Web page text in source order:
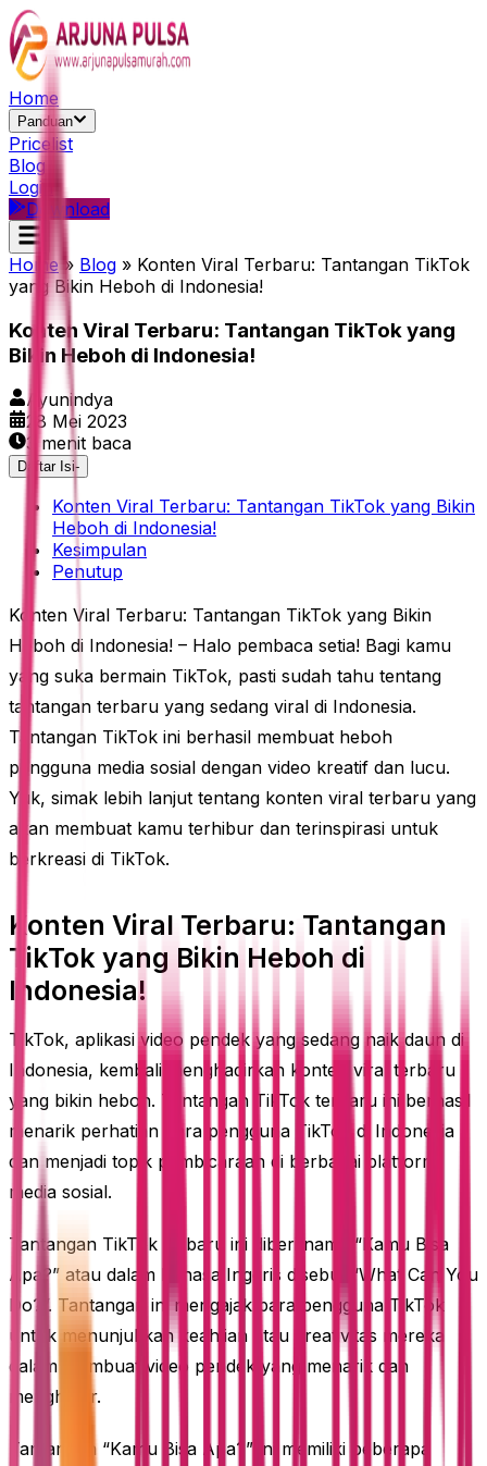
Home
Panduan
Pricelist
Blog
Login
Download
Home» Blog » Konten Viral Terbaru: Tantangan TikTok
yang Bikin Heboh di Indonesia!
Konten Viral Terbaru: Tantangan TikTok yang
Bikin Heboh di Indonesia!
Ayunindya
28 Mei 2023
3 menit baca
Daftar Isi-
Konten Viral Terbaru: Tantangan TikTok yang Bikin
Heboh di Indonesia!
Kesimpulan
Penutup
Konten Viral Terbaru: Tantangan TikTok yang Bikin
Heboh di Indonesia! – Halo pembaca setia! Bagi kamu
yang suka bermain TikTok, pasti sudah tahu tentang
tantangan terbaru yang sedang viral di Indonesia.
Tantangan TikTok ini berhasil membuat heboh
pengguna media sosial dengan video kreatif dan lucu.
Yuk, simak lebih lanjut tentang konten viral terbaru yang
akan membuat kamu terhibur dan terinspirasi untuk
berkreasi di TikTok.
Konten Viral Terbaru: Tantangan
TikTok yang Bikin Heboh di
Indonesia!
TikTok, aplikasi video pendek yang sedang naik daun di
Indonesia, kembali menghadirkan konten viral terbaru
yang bikin heboh. Tantangan TikTok terbaru ini berhasil
menarik perhatian para pengguna TikTok di Indonesia
dan menjadi topik pembicaraan di berbagai platform
media sosial.
Tantangan TikTok terbaru ini diberi nama “Kamu Bisa
Apa?” atau dalam bahasa Inggris disebut “What Can You
Do?”. Tantangan ini mengajak para pengguna TikTok
untuk menunjukkan keahlian atau kreativitas mereka
dalam membuat video pendek yang menarik dan
menghibur.
Tantangan “Kamu Bisa Apa?” ini memiliki beberapa